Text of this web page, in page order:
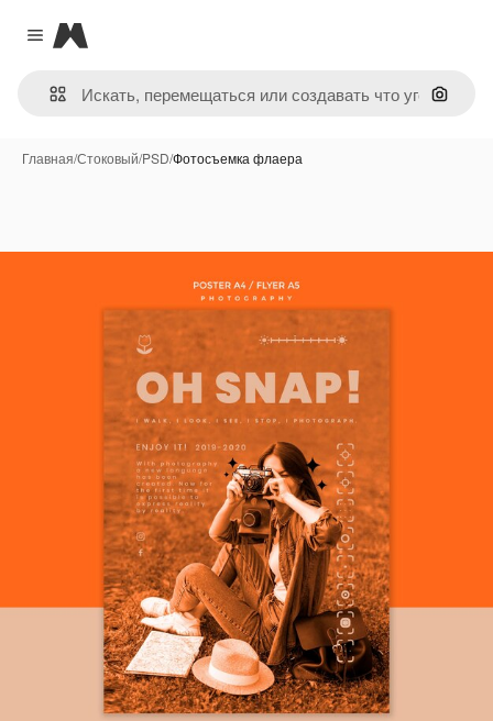
Close menu
Magnific
Поиск
Главная/Стоковый/PSD/Фотосъемка флаера